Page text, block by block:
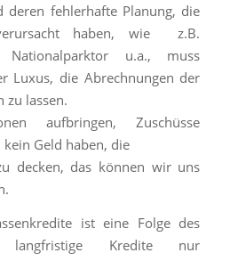
deren fehlerhafte Planung, die
haben, wie z.B.
Nationalparktor u.a., muss
Luxus, die Abrechnungen der
zu lassen.
aufbringen, Zuschüsse
Geld haben, die
decken, das können wir uns
ist eine Folge des
langfristige Kredite nur